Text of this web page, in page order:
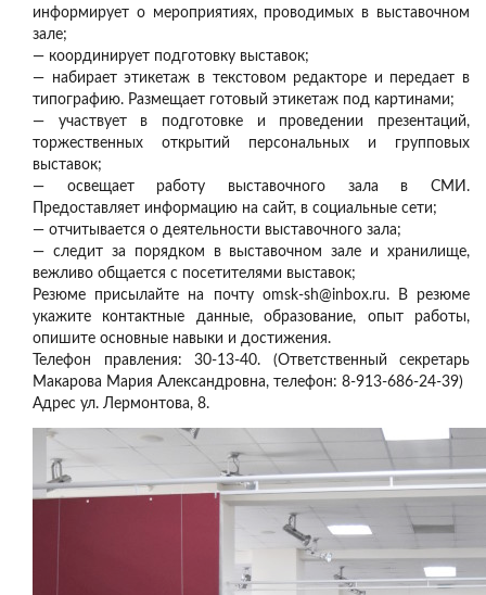
информирует о мероприятиях, проводимых в выставочном
зале;
— координирует подготовку выставок;
— набирает этикетаж в текстовом редакторе и передает в
типографию. Размещает готовый этикетаж под картинами;
— участвует в подготовке и проведении презентаций,
торжественных открытий персональных и групповых
выставок;
— освещает работу выставочного зала в СМИ.
Предоставляет информацию на сайт, в социальные сети;
— отчитывается о деятельности выставочного зала;
— следит за порядком в выставочном зале и хранилище,
вежливо общается с посетителями выставок;
Резюме присылайте на почту omsk-sh@inbox.ru. В резюме
укажите контактные данные, образование, опыт работы,
опишите основные навыки и достижения.
Телефон правления: 30-13-40. (Ответственный секретарь
Макарова Мария Александровна, телефон: 8-913-686-24-39)
Адрес ул. Лермонтова, 8.